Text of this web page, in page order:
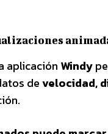
aplicación Windy
develocidad,